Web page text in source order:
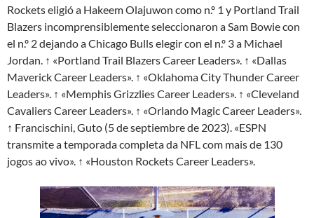
Rockets eligió a Hakeem Olajuwon como n.º 1 y Portland Trail
Blazers incomprensiblemente seleccionaron a Sam Bowie con
el n.º 2 dejando a Chicago Bulls elegir con el n.º 3 a Michael
Jordan. ↑ «Portland Trail Blazers Career Leaders». ↑ «Dallas
Maverick Career Leaders». ↑ «Oklahoma City Thunder Career
Leaders». ↑ «Memphis Grizzlies Career Leaders». ↑ «Cleveland
Cavaliers Career Leaders». ↑ «Orlando Magic Career Leaders».
↑ Francischini, Guto (5 de septiembre de 2023). «ESPN
transmite a temporada completa da NFL com mais de 130
jogos ao vivo». ↑ «Houston Rockets Career Leaders».